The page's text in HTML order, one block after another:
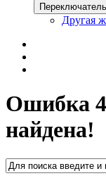
Другая
Ошибка
найдена!